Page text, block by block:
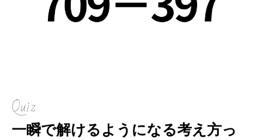
Quiz
一瞬で解けるようになる考え方っ